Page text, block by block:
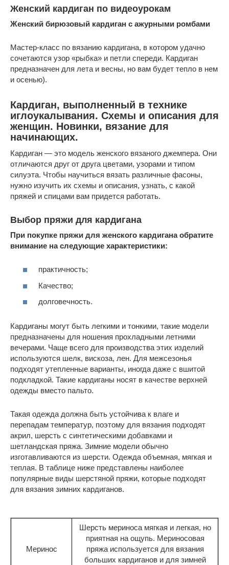
Женский кардиган по видеоурокам
Женский бирюзовый кардиган с ажурными ромбами
Мастер-класс по вязанию кардигана, в котором удачно
сочетаются узор «рыбка» и петли спереди. Кардиган
предназначен для лета и весны, но вам будет тепло в нем
и осенью).
Кардиган, выполненный в технике
иглоукалывания. Схемы и описания для
женщин. Новинки, вязание для
начинающих.
Кардиган — это модель женского вязаного джемпера. Они
отличаются друг от друга цветами, узорами и типом
силуэта. Чтобы научиться вязать различные фасоны,
нужно изучить их схемы и описания, узнать, с какой
пряжей и спицами вам придется работать.
Выбор пряжи для кардигана
При покупке пряжи для женского кардигана обратите
внимание на следующие характеристики:
практичность;
Качество;
долговечность.
Кардиганы могут быть легкими и тонкими, такие модели
предназначены для ношения прохладными летними
вечерами. Чаще всего для производства этих изделий
используются шелк, вискоза, лен. Для межсезонья
подходят утепленные варианты, иногда даже с вшитой
подкладкой. Такие кардиганы носят в качестве верхней
одежды вместо пальто.
Такая одежда должна быть устойчива к влаге и
перепадам температур, поэтому для вязания подходят
акрил, шерсть с синтетическими добавками и
шетландская пряжа. Зимние модели обычно
изготавливаются из шерсти. Одежда объемная, мягкая и
теплая. В таблице ниже представлены наиболее
популярные виды шерстяной пряжи, которые подходят
для вязания зимних кардиганов.
Меринос
Шерсть мериноса мягкая и легкая, но
приятная на ощупь. Мериносовая
пряжа используется для вязания
больших кардиганов и для зимней